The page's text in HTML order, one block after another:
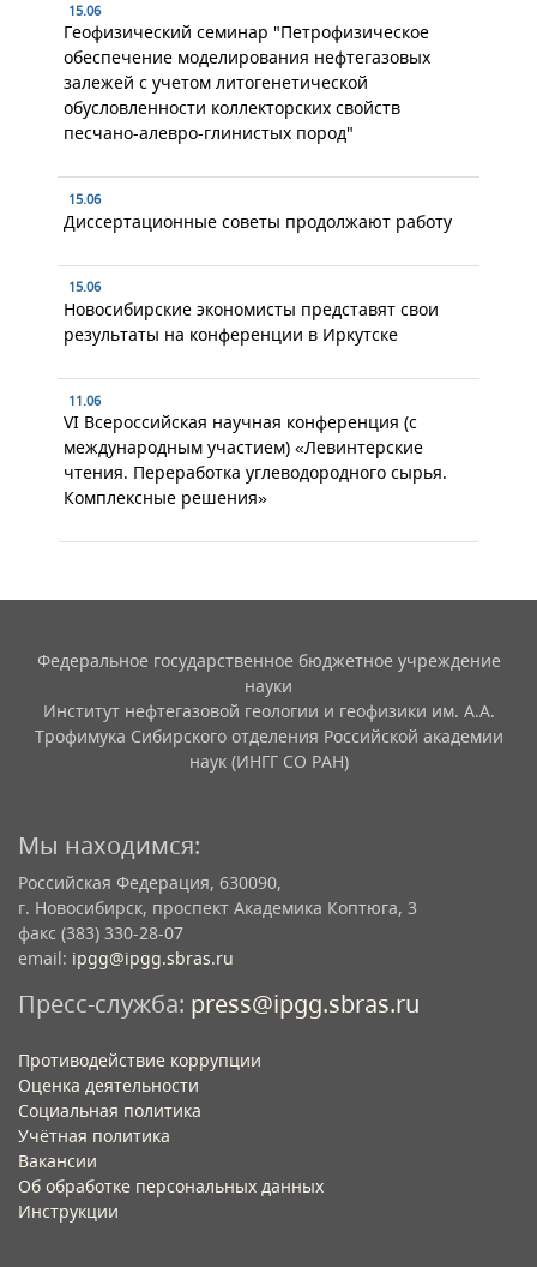
15.06
Геофизический семинар "Петрофизическое
обеспечение моделирования нефтегазовых
залежей с учетом литогенетической
обусловленности коллекторских свойств
песчано-алевро-глинистых пород"
15.06
Диссертационные советы продолжают работу
15.06
Новосибирские экономисты представят свои
результаты на конференции в Иркутске
11.06
VI Всероссийская научная конференция (с
международным участием) «Левинтерские
чтения. Переработка углеводородного сырья.
Комплексные решения»
Федеральное государственное бюджетное учреждение
науки
Институт нефтегазовой геологии и геофизики им. А.А.
Трофимука Сибирского отделения Российской академии
наук (ИНГГ СО РАН)
Мы находимся:
Российская Федерация, 630090,
г. Новосибирск, проспект Академика Коптюга, 3
факс (383) 330-28-07
email: ipgg@ipgg.sbras.ru
Пресс-служба: press@ipgg.sbras.ru
Противодействие коррупции
Оценка деятельности
Социальная политика
Учётная политика​
Вакансии​
Об обработке персональных данных​
Инструкции​